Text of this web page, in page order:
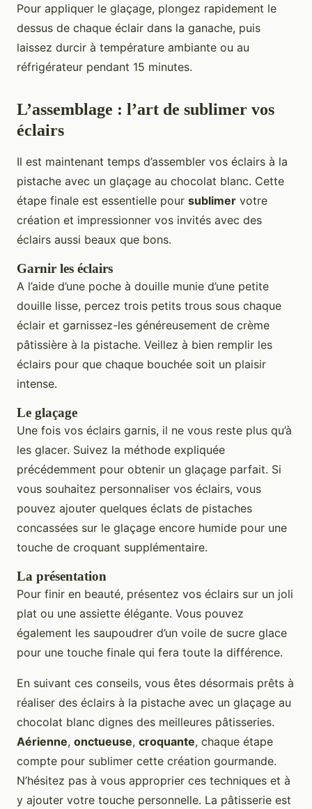
Pour appliquer le glaçage, plongez rapidement le
dessus de chaque éclair dans la ganache, puis
laissez durcir à température ambiante ou au
réfrigérateur pendant 15 minutes.
L’assemblage : l’art de sublimer vos
éclairs
Il est maintenant temps d’assembler vos éclairs à la
pistache avec un glaçage au chocolat blanc. Cette
étape finale est essentielle pour sublimer votre
création et impressionner vos invités avec des
éclairs aussi beaux que bons.
Garnir les éclairs
A l’aide d’une poche à douille munie d’une petite
douille lisse, percez trois petits trous sous chaque
éclair et garnissez-les généreusement de crème
pâtissière à la pistache. Veillez à bien remplir les
éclairs pour que chaque bouchée soit un plaisir
intense.
Le glaçage
Une fois vos éclairs garnis, il ne vous reste plus qu’à
les glacer. Suivez la méthode expliquée
précédemment pour obtenir un glaçage parfait. Si
vous souhaitez personnaliser vos éclairs, vous
pouvez ajouter quelques éclats de pistaches
concassées sur le glaçage encore humide pour une
touche de croquant supplémentaire.
La présentation
Pour finir en beauté, présentez vos éclairs sur un joli
plat ou une assiette élégante. Vous pouvez
également les saupoudrer d’un voile de sucre glace
pour une touche finale qui fera toute la différence.
En suivant ces conseils, vous êtes désormais prêts à
réaliser des éclairs à la pistache avec un glaçage au
chocolat blanc dignes des meilleures pâtisseries.
Aérienne, onctueuse, croquante, chaque étape
compte pour sublimer cette création gourmande.
N’hésitez pas à vous approprier ces techniques et à
y ajouter votre touche personnelle. La pâtisserie est